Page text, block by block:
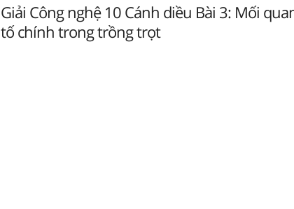
Giải Công nghệ 10 Cánh diều Bài 3: Mối
tố chính trong trồng trọt